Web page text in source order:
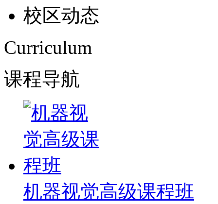
校区动态
Curriculum
课程导航
机器视觉高级课程班